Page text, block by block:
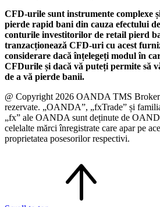
CFD-urile sunt instrumente complexe
pierde rapid bani din cauza efectului
conturile investitorilor de retail pierd
tranzacționează CFD-uri cu acest
considerare dacă înțelegeți modul în
CFDurile și dacă vă puteți permite să
de a vă pierde banii.
@ Copyright 2026 OANDA TMS
rezervate. „OANDA”, „fxTrade” și
„fx” ale OANDA sunt deținute de
celelalte mărci înregistrate care apar pe
proprietatea posesorilor respectivi.